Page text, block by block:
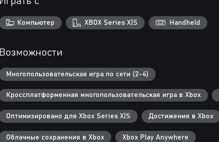
Компьютер XBOX Series X|S Handheld
Возможности
Многопользовательская игра по сети (2-4)
Кроссплатформенная многопользовательская игра в Xbox
Оптимизировано для Xbox Series X|S Достижения в Xbox
Облачные сохранения в Xbox Xbox Play Anywhere